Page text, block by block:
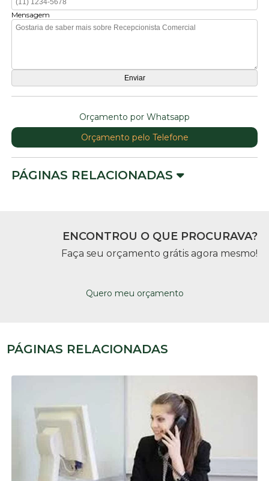
Mensagem
Orçamento por Whatsapp
Orçamento pelo Telefone
PÁGINAS RELACIONADAS
ENCONTROU O QUE PROCURAVA?
Faça seu orçamento grátis agora mesmo!
Quero meu orçamento
PÁGINAS RELACIONADAS